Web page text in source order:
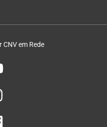
CNV em Rede